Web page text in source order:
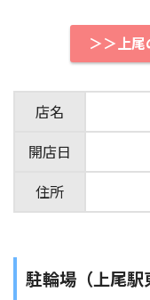
＞＞上
店名
開店日
住所
駐輪場（上尾駅